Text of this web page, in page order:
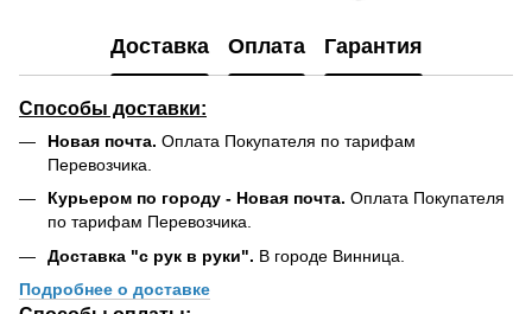
Доставка Оплата Гарантия
Способы доставки:
Новая почта. Оплата Покупателя по тарифам
Перевозчика.
Курьером по городу - Новая почта. Оплата Покупателя
по тарифам Перевозчика.
Доставка "с рук в руки". В городе Винница.
Подробнее о доставке